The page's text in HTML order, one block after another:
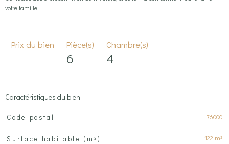
votre famille.
Prix du bien Pièce(s)
6
Chambre(s)
4
Caractéristiques du bien
Caractéristiques
Code postal 76000
Surface habitable (m²) 122 m²